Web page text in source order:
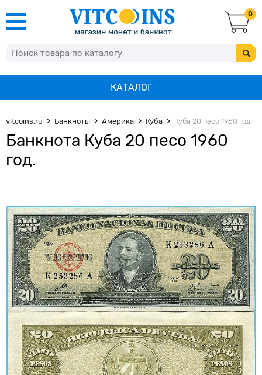
0
КАТАЛОГ
vitcoins.ru Банкноты Америка Куба Куба 20 песо 1960 год.
Банкнота Куба 20 песо 1960
год.